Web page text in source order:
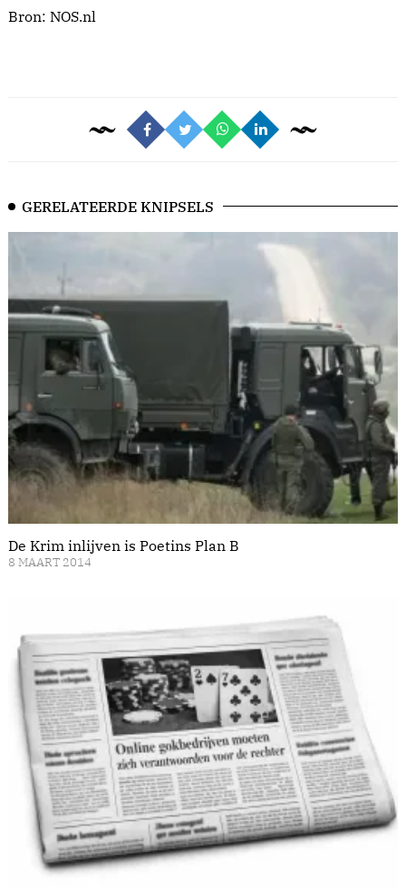
Bron: NOS.nl
GERELATEERDE KNIPSELS
De Krim inlijven is Poetins Plan B
8 MAART 2014